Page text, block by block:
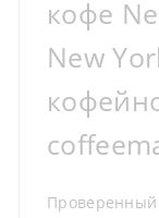
кофе
New
Проверенный